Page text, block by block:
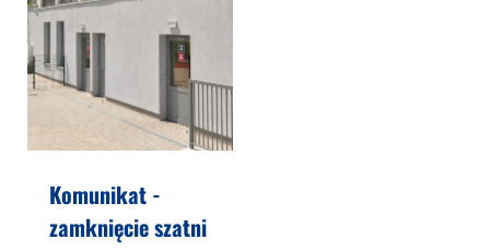
Komunikat -
zamknięcie szatni